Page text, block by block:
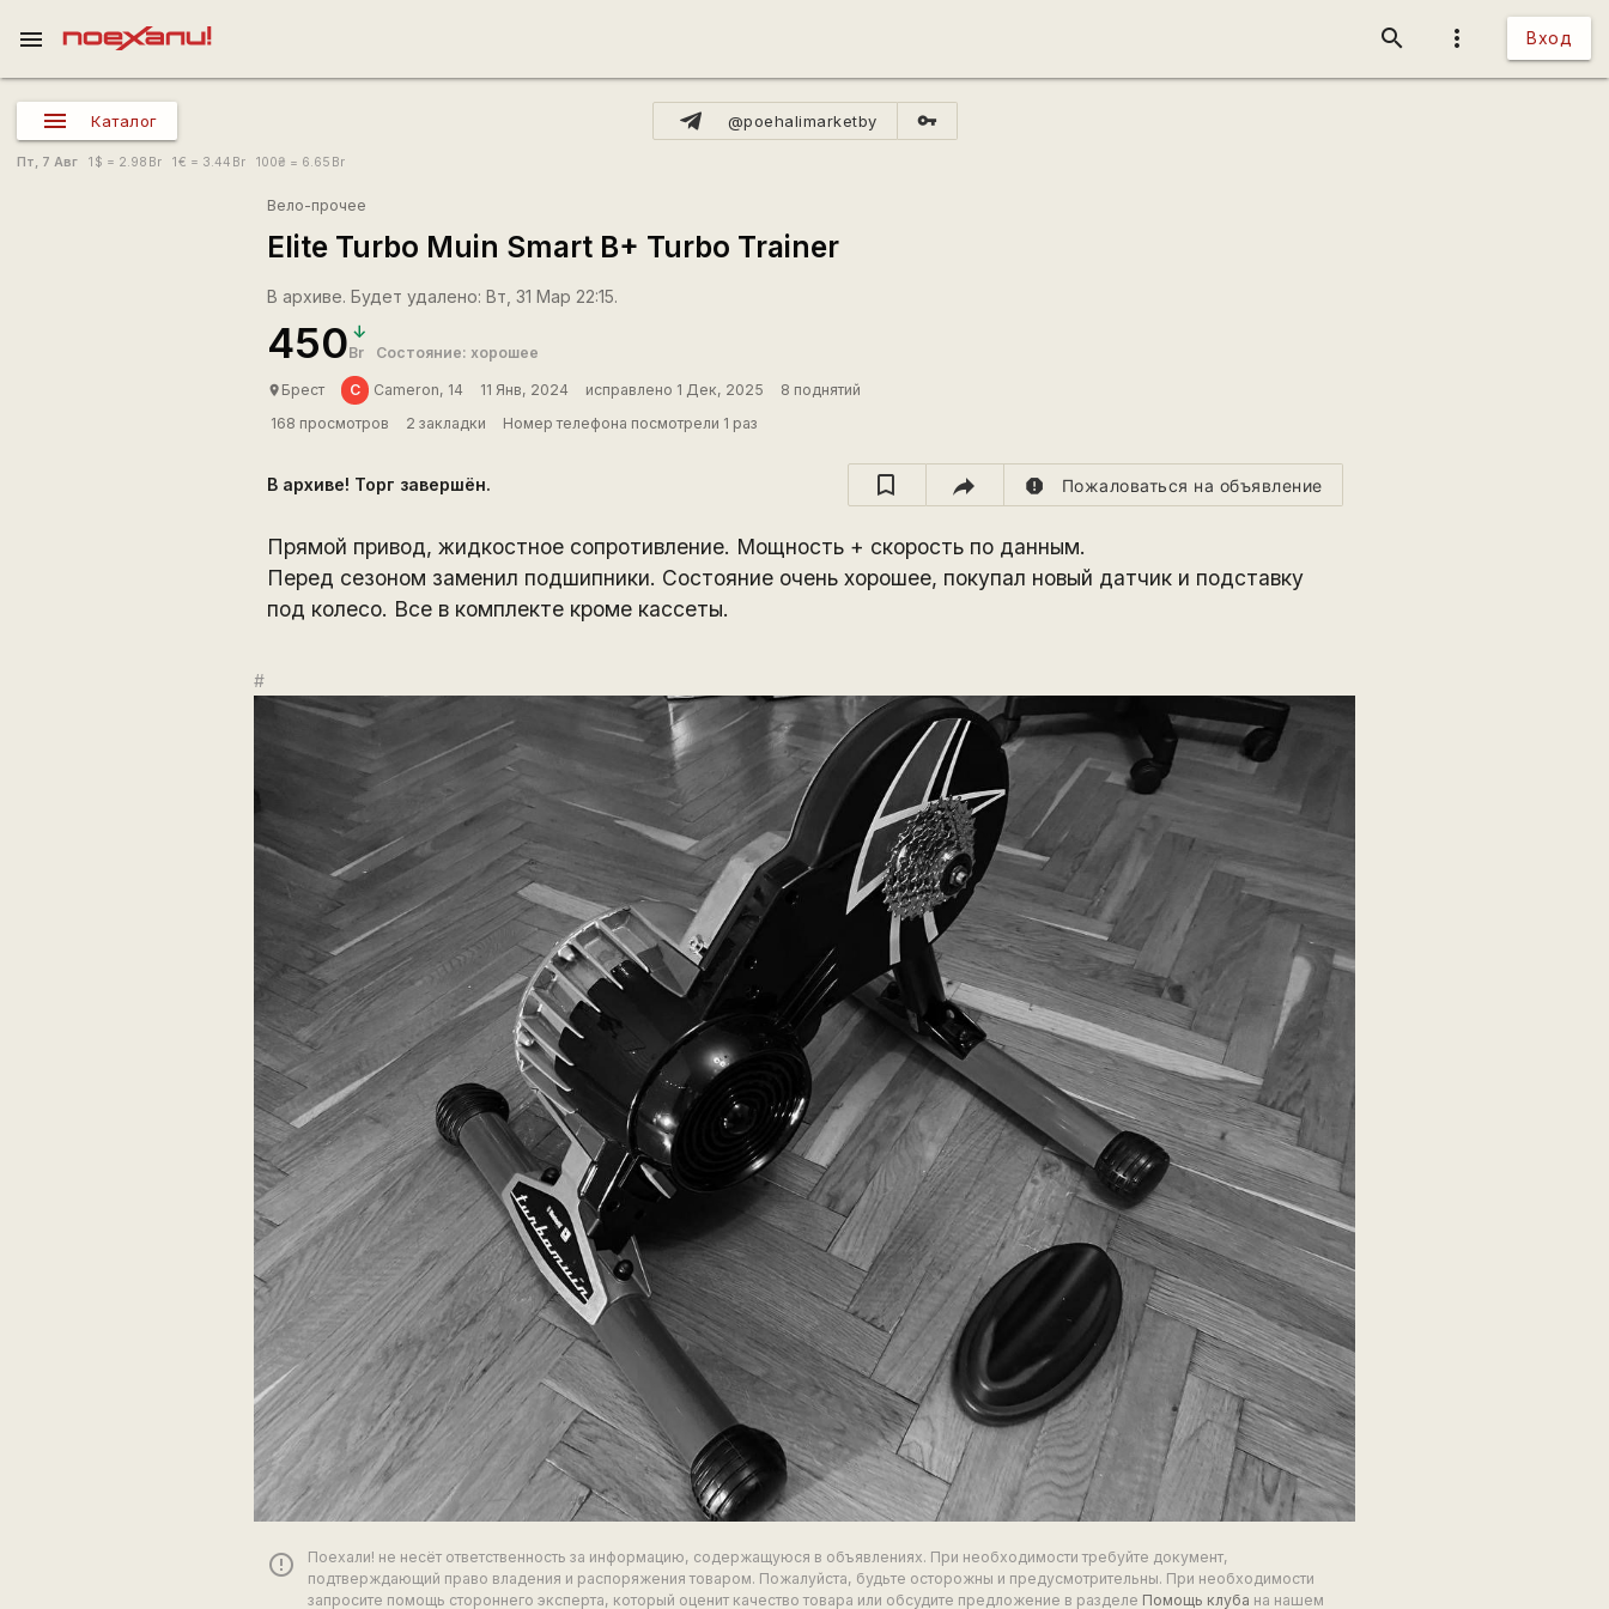
more_vert Вход
search
menu
Каталог @poehalimarketby vpn_key
Пт, 7 Авг 1 $ = 2.98 Br 1€ = 3.44 Br 100₴ = 6.65 Br
Вело-прочее
Elite Turbo Muin Smart B+ Turbo Trainer
В архиве. Будет удалено: Вт, 31 Мар 22:15.
450Br Состояние: хорошее
place Брест C Cameron, 14 11 Янв, 2024 исправлено 1 Дек, 2025
8 поднятий
168 просмотров
2 закладки Номер телефона посмотрели 1 раз
В архиве! Торг завершён. report Пожаловаться на объявление
Прямой привод, жидкостное сопротивление. Мощность + скорость по данным.
Перед сезоном заменил подшипники. Состояние очень хорошее, покупал новый датчик и подставку
под колесо. Все в комплекте кроме кассеты.
#
error_outline
Поехали! не несёт ответственность за информацию, содержащуюся в объявлениях. При необходимости требуйте документ,
подтверждающий право владения и распоряжения товаром. Пожалуйста, будьте осторожны и предусмотрительны. При необходимости
запросите помощь стороннего эксперта, который оценит качество товара или обсудите предложение в разделе Помощь клуба на нашем